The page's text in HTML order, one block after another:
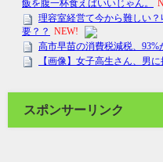
スポンサーリンク